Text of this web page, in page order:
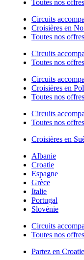
Toutes nos
Circuits
Croisières en
Toutes nos
Circuits
Toutes nos
Circuits
Croisières en
Toutes nos
Circuits
Toutes nos
Croisières en
Albanie
Croatie
Espagne
Grèce
Italie
Portugal
Slovénie
Circuits
Toutes nos
Partez en